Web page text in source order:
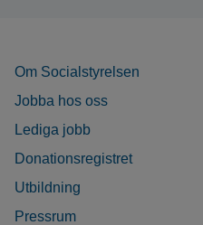
Om Socialstyrelsen
Jobba hos oss
Lediga jobb
Donationsregistret
Utbildning
Pressrum